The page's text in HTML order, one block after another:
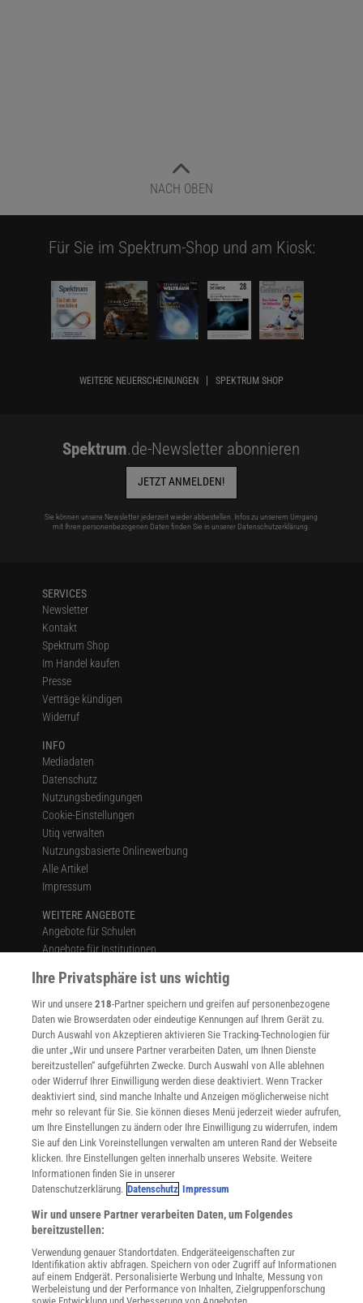
NACH OBEN
Für Sie im Spektrum-Shop und am Kiosk:
WEITERE NEUERSCHEINUNGEN SPEKTRUM SHOP
Spektrum.de-Newsletter abonnieren
JETZT ANMELDEN!
Sie können unsere Newsletter jederzeit wieder abbestellen. Infos zu unserem Umgang
mit Ihren personenbezogenen Daten finden Sie in unserer Datenschutzerklärung
SERVICES
Newsletter
Kontakt
Spektrum Shop
Im Handel kaufen
Presse
Verträge kündigen
Widerruf
INFO
Mediadaten
Datenschutz
Nutzungsbedingungen
Cookie-Einstellungen
Utiq verwalten
Nutzungsbasierte Onlinewerbung
Alle Artikel
Impressum
WEITERE ANGEBOTE
Angebote für Schulen
Angebote für Institutionen
Lexika
Für Spektrum schreiben
Zugänglichkeitserklärung
WEBSEITEN
KielSCN
Wissenschaft in die Schulen
SciLogs
Uns finden Sie auch hier:
Ihre Privatsphäre ist uns wichtig
Wir und unsere218-Partner speichern und greifen auf personenbezogene
Daten wie Browserdaten oder eindeutige Kennungen auf Ihrem Gerät zu.
Durch Auswahl von Akzeptieren aktivieren Sie Tracking-Technologien für
die unter „Wir und unsere Partner verarbeiten Daten, um Ihnen Dienste
bereitzustellen“ aufgeführten Zwecke. Durch Auswahl von Alle ablehnen
oder Widerruf Ihrer Einwilligung werden diese deaktiviert. Wenn Tracker
deaktiviert sind, sind manche Inhalte und Anzeigen möglicherweise nicht
mehr so relevant für Sie. Sie können dieses Menü jederzeit wieder aufrufen,
um Ihre Einstellungen zu ändern oder Ihre Einwilligung zu widerrufen, indem
Sie auf den Link Voreinstellungen verwalten am unteren Rand der Webseite
klicken. Ihre Einstellungen gelten innerhalb unseres Website. Weitere
Informationen finden Sie in unserer
Datenschutzerklärung. Datenschutz Impressum
Wir und unsere Partner verarbeiten Daten, um Folgendes
bereitzustellen:
Verwendung genauer Standortdaten. Endgeräteeigenschaften zur
Identifikation aktiv abfragen. Speichern von oder Zugriff auf Informationen
auf einem Endgerät. Personalisierte Werbung und Inhalte, Messung von
Werbeleistung und der Performance von Inhalten, Zielgruppenforschung